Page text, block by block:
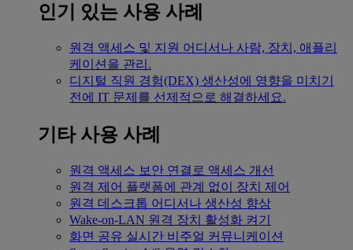
인기 있는 사용 사례
원격 액세스 및 지원 어디서나 사람, 장치, 애플리
케이션을 관리.
디지털 직원 경험(DEX) 생산성에 영향을 미치기
전에 IT 문제를 선제적으로 해결하세요.
기타 사용 사례
원격 액세스 보안 연결로 액세스 개선
원격 제어 플랫폼에 관계 없이 장치 제어
원격 데스크톱 어디서나 생산성 향상
Wake-on-LAN 원격 장치 활성화 켜기
화면 공유 실시간 비주얼 커뮤니케이션